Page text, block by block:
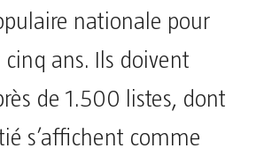
nationale pour
ans. Ils doivent
de 1.500 listes, dont
s’affichent comme